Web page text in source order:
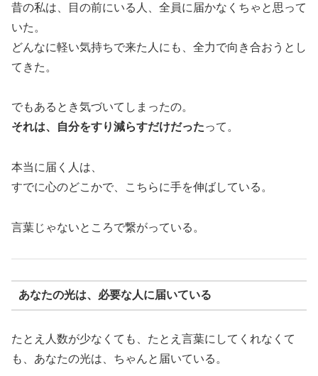
昔の私は、目の前にいる人、全員に届かなくちゃと思って
いた。
どんなに軽い気持ちで来た人にも、全力で向き合おうとし
てきた。
でもあるとき気づいてしまったの。
それは、自分をすり減らすだけだったって。
本当に届く人は、
すでに心のどこかで、こちらに手を伸ばしている。
言葉じゃないところで繋がっている。
あなたの光は、必要な人に届いている
たとえ人数が少なくても、たとえ言葉にしてくれなくて
も、あなたの光は、ちゃんと届いている。